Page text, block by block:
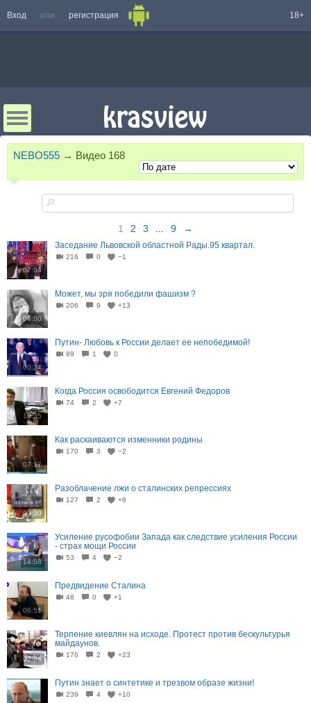
Вход или регистрация 18+
NEBO555 → Видео 168
1 2 3 9 →
07:04
Заседание Львовской областной Рады.95 квартал.
216 0 −1
04:00
206 9 +13
00:24
Путин- Любовь к России делает ее непобедимой!
89 1 0
10:35
Когда Россия освободится Евгений Федоров
74 2 +7
07:17
Как раскаиваются изменники родины
170 3 −2
09:30
Разоблачение лжи о сталинских репрессиях
127 2 +8
14:58
Усиление русофобии Запада как следствие усиления России
- страх мощи России
53 4 −2
06:51
Предвидение Сталина
48 0 +1
02:04
Терпение киевлян на исходе. Протест против бескультурья
майдаунов.
176 2 +23
Путин знает о синтетике и трезвом образе жизни!
239 4 +10